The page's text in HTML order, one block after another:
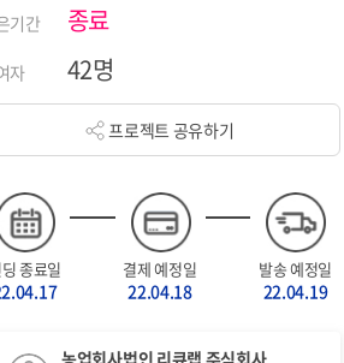
기간 종료
자 42명
프로젝트 공유하기
종료일 결제 예정일
22.04.18
발송 예정일
22.04.19
농업회사법인 리큐랩 주식회사